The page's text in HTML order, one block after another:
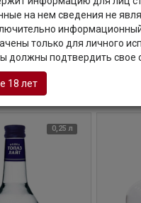
Московская
РТ-34112
и цену
Topaz,
область
0,25 л
на нем сведения не
только для личного
должны подтвердить свое
18 лет